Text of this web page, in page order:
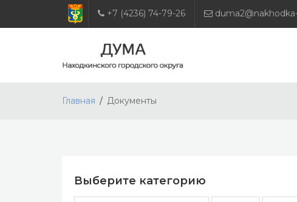
+7 (4236) 74-79-26
Главная Документы
Выберите категорию